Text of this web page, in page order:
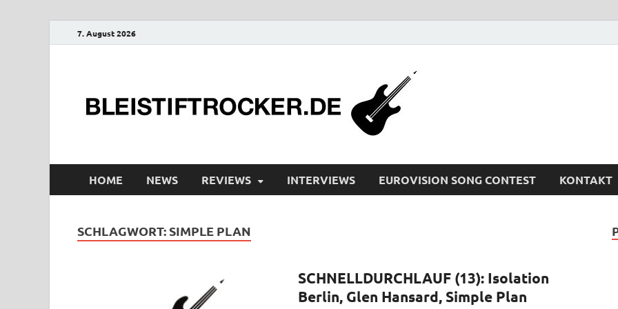
7. August 2026
HOME NEWS REVIEWS INTERVIEWS EUROVISION SONG CONTEST KONTAKT
SCHLAGWORT: SIMPLE PLAN
SCHNELLDURCHLAUF (13): Isolation
Berlin, Glen Hansard, Simple Plan